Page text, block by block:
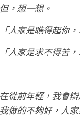
但，想一想。
「人家是瞧得起你
「人家是求不得苦
在從前年輕，我會
我做的不夠好，人